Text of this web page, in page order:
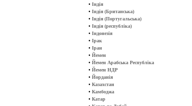
• Індія
• Індія (Британська)
• Індія (Португальська)
• Індія (республіка)
• Індонезія
• Ірак
• Іран
• Йемен
• Йемен Арабська Республіка
• Йемен НДР
• Йорданія
• Казахстан
• Камбоджа
• Катар